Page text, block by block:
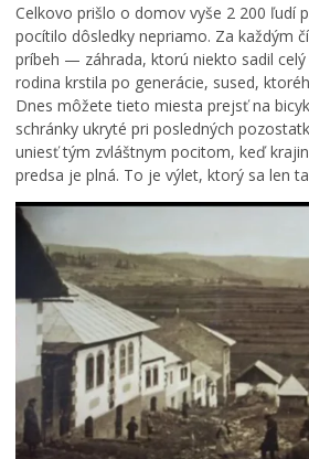
Celkovo prišlo o domov vyše 2 200 ľudí
pocítilo dôsledky nepriamo. Za každým
príbeh — záhrada, ktorú niekto sadil
rodina krstila po generácie, sused,
Dnes môžete tieto miesta prejsť na
schránky ukryté pri posledných
uniesť tým zvláštnym pocitom, keď
predsa je plná. To je výlet, ktorý sa len